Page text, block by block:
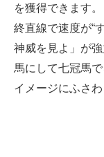
を獲得できます
終直線で速度が“
神威を見よ」が
馬にして七冠馬
イメージにふさ